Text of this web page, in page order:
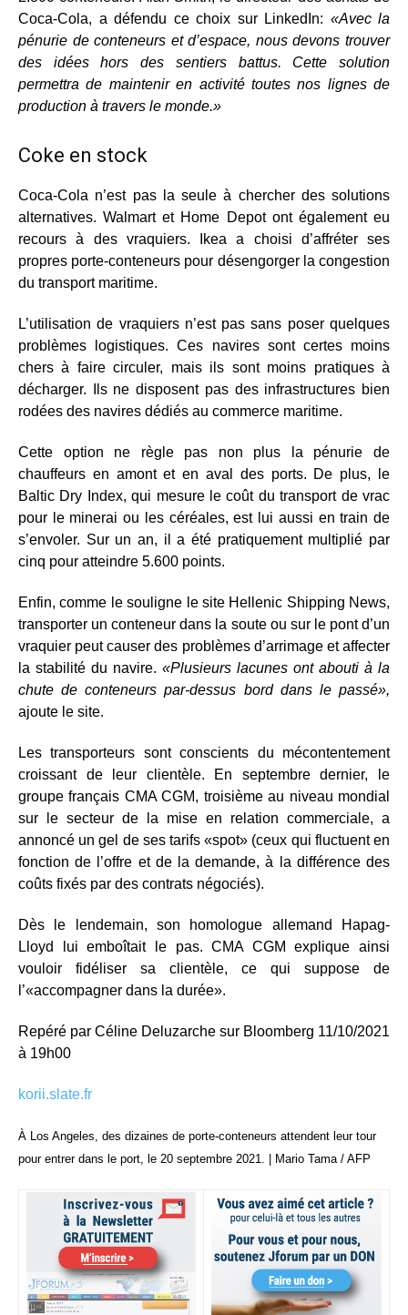
Coca-Cola, a défendu ce choix sur LinkedIn: «Avec la
pénurie de conteneurs et d’espace, nous devons trouver
des idées hors des sentiers battus. Cette solution
permettra de maintenir en activité toutes nos lignes de
production à travers le monde.»
Coke en stock
Coca-Cola n’est pas la seule à chercher des solutions
alternatives. Walmart et Home Depot ont également eu
recours à des vraquiers. Ikea a choisi d’affréter ses
propres porte-conteneurs pour désengorger la congestion
du transport maritime.
L’utilisation de vraquiers n’est pas sans poser quelques
problèmes logistiques. Ces navires sont certes moins
chers à faire circuler, mais ils sont moins pratiques à
décharger. Ils ne disposent pas des infrastructures bien
rodées des navires dédiés au commerce maritime.
Cette option ne règle pas non plus la pénurie de
chauffeurs en amont et en aval des ports. De plus, le
Baltic Dry Index, qui mesure le coût du transport de vrac
pour le minerai ou les céréales, est lui aussi en train de
s’envoler. Sur un an, il a été pratiquement multiplié par
cinq pour atteindre 5.600 points.
Enfin, comme le souligne le site Hellenic Shipping News,
transporter un conteneur dans la soute ou sur le pont d’un
vraquier peut causer des problèmes d’arrimage et affecter
la stabilité du navire. «Plusieurs lacunes ont abouti à la
chute de conteneurs par-dessus bord dans le passé»,
ajoute le site.
Les transporteurs sont conscients du mécontentement
croissant de leur clientèle. En septembre dernier, le
groupe français CMA CGM, troisième au niveau mondial
sur le secteur de la mise en relation commerciale, a
annoncé un gel de ses tarifs «spot» (ceux qui fluctuent en
fonction de l’offre et de la demande, à la différence des
coûts fixés par des contrats négociés).
Dès le lendemain, son homologue allemand Hapag-
Lloyd lui emboîtait le pas. CMA CGM explique ainsi
vouloir fidéliser sa clientèle, ce qui suppose de
l’«accompagner dans la durée».
Repéré par Céline Deluzarche sur Bloomberg 11/10/2021
à 19h00
korii.slate.fr
À Los Angeles, des dizaines de porte-conteneurs attendent leur tour
pour entrer dans le port, le 20 septembre 2021. | Mario Tama / AFP